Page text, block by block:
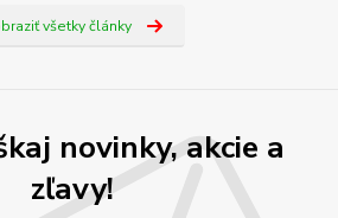
všetky články
novinky, akcie a
zľavy!